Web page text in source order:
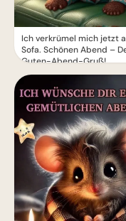
Ich verkrümel mich jetzt
Sofa. Schönen Abend –
Guten-Abend-Gruß!